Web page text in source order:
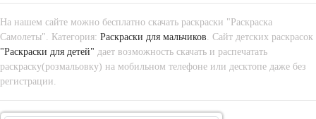
На нашем сайте можно бесплатно скачать раскраски "Раскраска
Самолеты". Категория: Раскраски для мальчиков. Сайт детских раскрасок
"Раскраски для детей" дает возможность скачать и распечатать
раскраску(розмальовку) на мобильном телефоне или десктопе даже без
регистрации.